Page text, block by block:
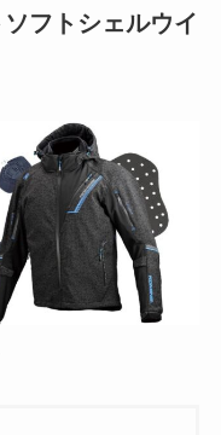
フトシェルウイ